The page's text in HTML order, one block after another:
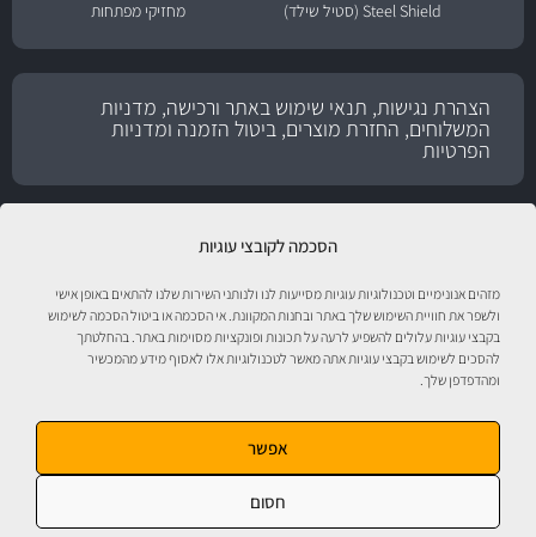
הסכמה לקובצי עוגיות
מזהים אנונימיים וטכנולוגיות עוגיות מסייעות לנו ולנותני השירות שלנו להתאים באופן אישי
ולשפר את חוויית השימוש שלך באתר ובחנות המקוונת. אי הסכמה או ביטול הסכמה לשימוש
בקבצי עוגיות עלולים להשפיע לרעה על תכונות ופונקציות מסוימות באתר. בהחלטתך
להסכים לשימוש בקבצי עוגיות אתה מאשר לטכנולוגיות אלו לאסוף מידע מהמכשיר
ומהדפדפן שלך.
אפשר
חסום
Steel Shield (סטיל שילד)
מחזיקי מפתחות
הצהרת נגישות, תנאי שימוש באתר ורכישה, מדניות
המשלוחים, החזרת מוצרים, ביטול הזמנה ומדניות
הפרטיות
אוטוסטור - ספורט מוטורי, חלקי חילוף, אביזרים, שמנים, נוזלים, חומרי עבודה ומוצרי